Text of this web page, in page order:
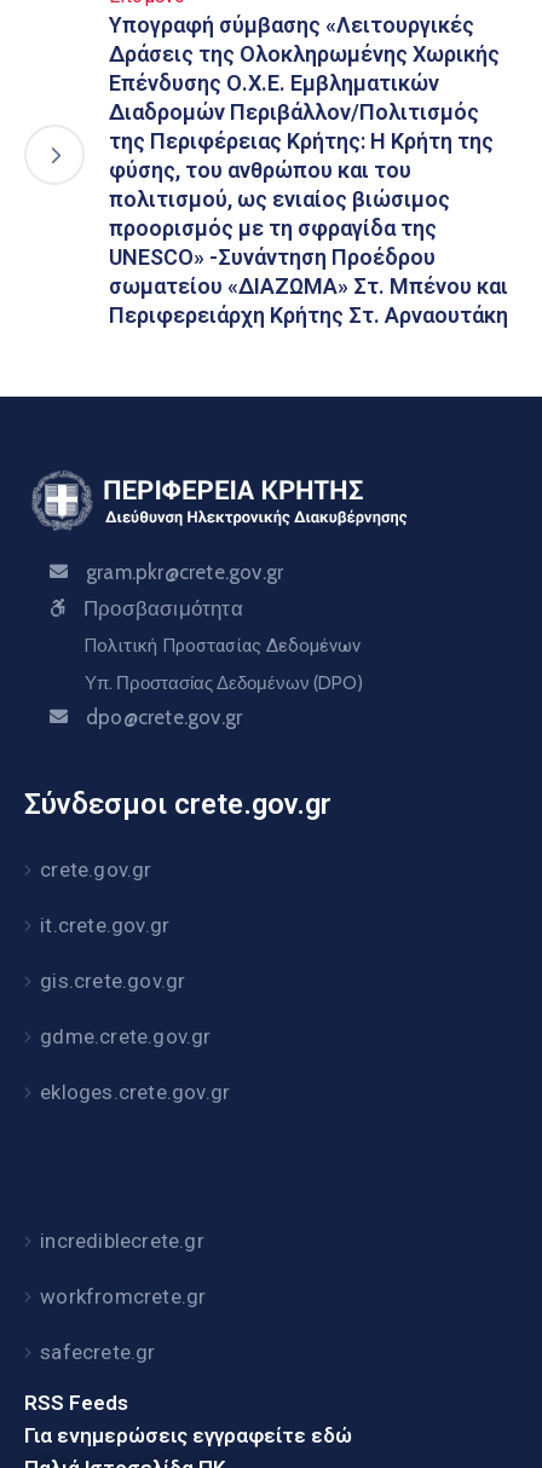
Υπογραφή σύμβασης «Λειτουργικές
Δράσεις της Ολοκληρωμένης Χωρικής
Επένδυσης Ο.Χ.Ε. Εμβληματικών
Διαδρομών Περιβάλλον/Πολιτισμός
της Περιφέρειας Κρήτης: Η Κρήτη της
φύσης, του ανθρώπου και του
πολιτισμού, ως ενιαίος βιώσιμος
προορισμός με τη σφραγίδα της
UNESCO» -Συνάντηση Προέδρου
σωματείου «ΔΙΑΖΩΜΑ» Στ. Μπένου και
Περιφερειάρχη Κρήτης Στ. Αρναουτάκη
gram.pkr@crete.gov.gr
Προσβασιμότητα
Πολιτική Προστασίας Δεδομένων
Υπ. Προστασίας Δεδομένων (DPO)
dpo@crete.gov.gr
Σύνδεσμοι crete.gov.gr
crete.gov.gr
it.crete.gov.gr
gis.crete.gov.gr
gdme.crete.gov.gr
ekloges.crete.gov.gr
incrediblecrete.gr
workfromcrete.gr
safecrete.gr
RSS Feeds
Για ενημερώσεις εγγραφείτε εδώ